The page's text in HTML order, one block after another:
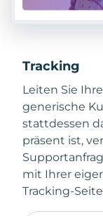
Tracking
Leiten Sie
generische
stattdessen
präsent ist,
mit Ihrer
Tracking-